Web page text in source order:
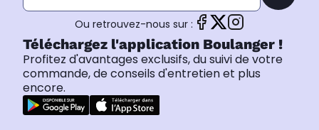
Ou retrouvez-nous sur :
Téléchargez l'application Boulanger !
Profitez d'avantages exclusifs, du suivi de votre
commande, de conseils d'entretien et plus
encore.